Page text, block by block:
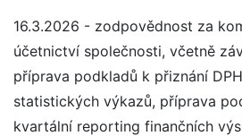
16.3.2026 - zodpovědnost za
účetnictví společnosti, včetně
příprava podkladů k přiznání
statistických výkazů, příprava
kvartální reporting finančních